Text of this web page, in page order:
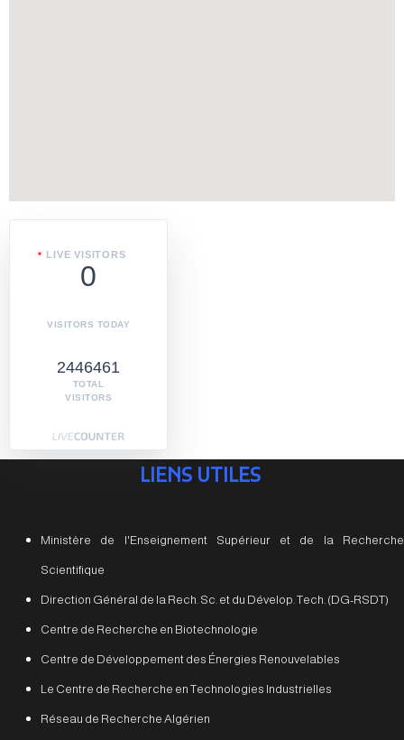
LIVE VISITORS
0
VISITORS TODAY
2446461
TOTAL
VISITORS
LIENS UTILES
Ministère de l'Enseignement Supérieur et de la Recherche
Scientifique
Direction Général de la Rech. Sc. et du Dévelop. Tech. (DG-RSDT)
Centre de Recherche en Biotechnologie
Centre de Développement des Énergies Renouvelables
Le Centre de Recherche en Technologies Industrielles
Réseau de Recherche Algérien